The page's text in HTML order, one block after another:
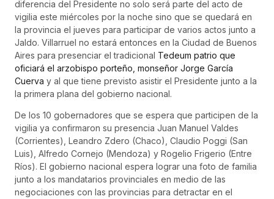
diferencia del Presidente no solo será parte del acto de
vigilia este miércoles por la noche sino que se quedará en
la provincia el jueves para participar de varios actos junto a
Jaldo. Villarruel no estará entonces en la Ciudad de Buenos
Aires para presenciar el tradicional Tedeum patrio que
oficiará el arzobispo porteño, monseñor Jorge García
Cuerva y al que tiene previsto asistir el Presidente junto a la
la primera plana del gobierno nacional.
De los 10 gobernadores que se espera que participen de la
vigilia ya confirmaron su presencia Juan Manuel Valdes
(Corrientes), Leandro Zdero (Chaco), Claudio Poggi (San
Luis), Alfredo Cornejo (Mendoza) y Rogelio Frigerio (Entre
Ríos). El gobierno nacional espera lograr una foto de familia
junto a los mandatarios provinciales en medio de las
negociaciones con las provincias para detractar en el